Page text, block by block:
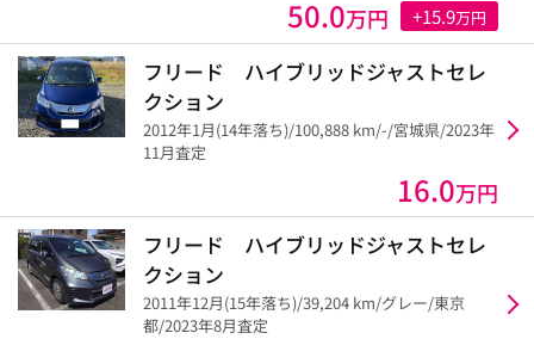
50.0万円 +15.9万円
フリード ハイブリッドジャストセレ
クション
2012年1月(14年落ち)/100,888 km/-/宮城県/2023年
11月査定
16.0万円
フリード ハイブリッドジャストセレ
クション
2011年12月(15年落ち)/39,204 km/グレー/東京
都/2023年8月査定